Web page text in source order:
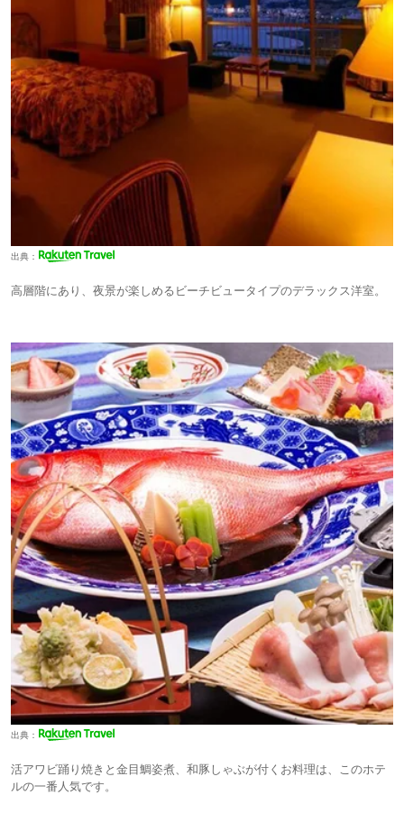
出典：
高層階にあり、夜景が楽しめるビーチビュータイプのデラックス洋室。
出典：
活アワビ踊り焼きと金目鯛姿煮、和豚しゃぶが付くお料理は、このホテ
ルの一番人気です。